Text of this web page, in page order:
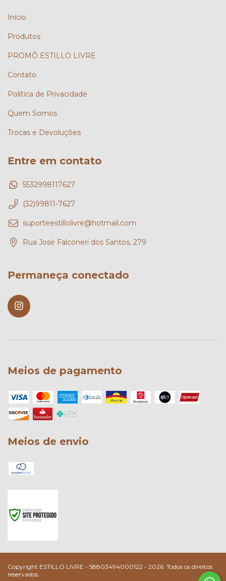
Início
Produtos
PROMÔ ESTILLO LIVRE
Contato
Política de Privacidade
Quem Somos
Trocas e Devoluções
Entre em contato
5532998117627
(32)99811-7627
suporteestillolivre@hotmail.com
Rua José Falconeri dos Santos, 279
Permaneça conectado
Meios de pagamento
Meios de envio
Copyright ESTILLO LIVRE - 58803494000122 - 2026. Todos os direitos
reservados.